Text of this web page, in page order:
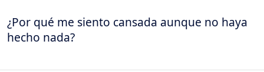
¿Por qué me siento cansada aunque no haya
hecho nada?